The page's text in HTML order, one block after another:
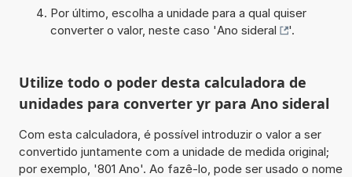
Por último, escolha a unidade para a qual quiser
converter o valor, neste caso 'Ano sideral '.
Utilize todo o poder desta calculadora de
unidades para converter yr para Ano sideral
Com esta calculadora, é possível introduzir o valor a ser
convertido juntamente com a unidade de medida original;
por exemplo, '801 Ano'. Ao fazê-lo, pode ser usado o nome